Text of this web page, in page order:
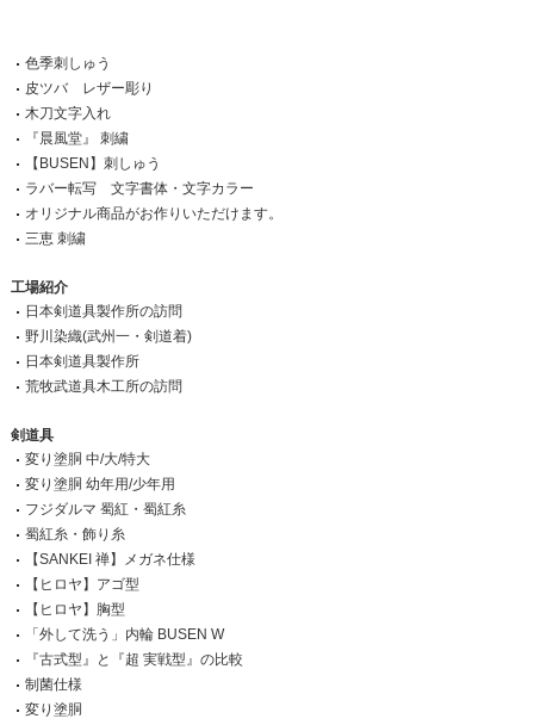
色季刺しゅう
皮ツバ レザー彫り
木刀文字入れ
『晨風堂』 刺繍
【BUSEN】刺しゅう
ラバー転写 文字書体・文字カラー
オリジナル商品がお作りいただけます。
三恵 刺繍
工場紹介
日本剣道具製作所の訪問
野川染織(武州一・剣道着)
日本剣道具製作所
荒牧武道具木工所の訪問
剣道具
変り塗胴 中/大/特大
変り塗胴 幼年用/少年用
フジダルマ 蜀紅・蜀紅糸
蜀紅糸・飾り糸
【SANKEI 禅】メガネ仕様
【ヒロヤ】アゴ型
【ヒロヤ】胸型
「外して洗う」内輪 BUSEN W
『古式型』と『超 実戦型』の比較
制菌仕様
変り塗胴